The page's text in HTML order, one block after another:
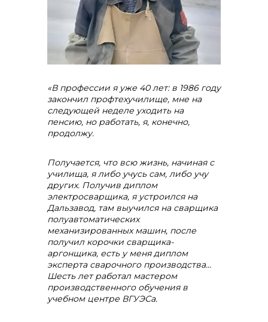
«В профессии я уже 40 лет: в 1986 году
закончил профтехучилище, мне на
следующей неделе уходить на
пенсию, но работать, я, конечно,
продолжу.
Получается, что всю жизнь, начиная с
училища, я либо учусь сам, либо учу
других. Получив диплом
электросварщика, я устроился на
Дальзавод, там выучился на сварщика
полуавтоматических
механизированных машин, после
получил корочки сварщика-
аргонщика, есть у меня диплом
эксперта сварочного производства…
Шесть лет работал мастером
производственного обучения в
учебном центре ВГУЭСа.